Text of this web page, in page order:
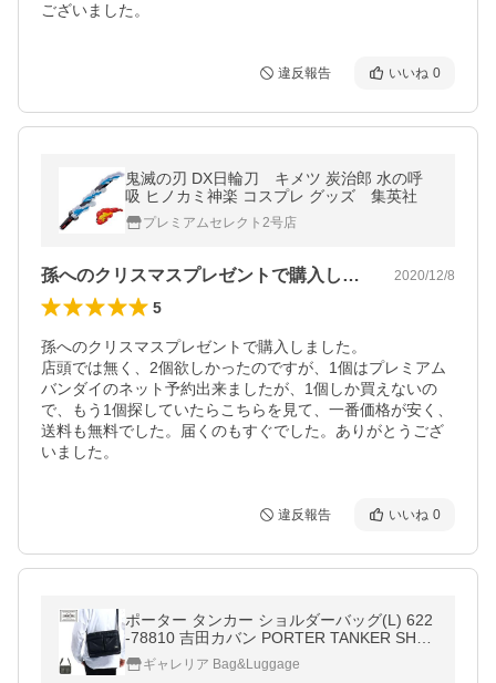
ございました。
違反報告 いいね 0
鬼滅の刃 DX日輪刀 キメツ 炭治郎 水の呼
吸 ヒノカミ神楽 コスプレ グッズ 集英社
プレミアムセレクト2号店
孫へのクリスマスプレゼントで購入しまし… 2020/12/8
5
孫へのクリスマスプレゼントで購入しました。
店頭では無く、2個欲しかったのですが、1個はプレミアム
バンダイのネット予約出来ましたが、1個しか買えないの
で、もう1個探していたらこちらを見て、一番価格が安く、
送料も無料でした。届くのもすぐでした。ありがとうござ
いました。
違反報告 いいね 0
ポーター タンカー ショルダーバッグ(L) 622
-78810 吉田カバン PORTER TANKER SHO
ULDER BAG(L) 斜めがけ ナイロン メンズ レ
ディース
ギャレリア Bag&Luggage